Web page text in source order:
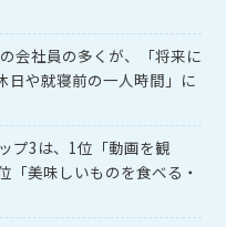
会社員の多くが、「将来に
日や就寝前の一人時間」に
プ3は、1位「動画を観
「美味しいものを食べる・